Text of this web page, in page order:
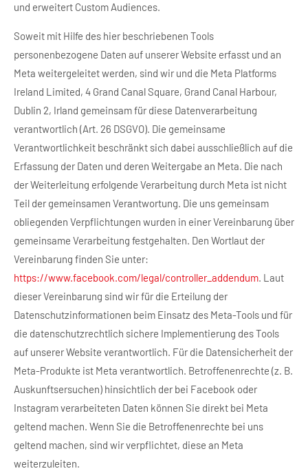
und erweitert Custom Audiences.
Soweit mit Hilfe des hier beschriebenen Tools
personenbezogene Daten auf unserer Website erfasst und an
Meta weitergeleitet werden, sind wir und die Meta Platforms
Ireland Limited, 4 Grand Canal Square, Grand Canal Harbour,
Dublin 2, Irland gemeinsam für diese Datenverarbeitung
verantwortlich (Art. 26 DSGVO). Die gemeinsame
Verantwortlichkeit beschränkt sich dabei ausschließlich auf die
Erfassung der Daten und deren Weitergabe an Meta. Die nach
der Weiterleitung erfolgende Verarbeitung durch Meta ist nicht
Teil der gemeinsamen Verantwortung. Die uns gemeinsam
obliegenden Verpflichtungen wurden in einer Vereinbarung über
gemeinsame Verarbeitung festgehalten. Den Wortlaut der
Vereinbarung finden Sie unter:
https://www.facebook.com/legal/controller_addendum. Laut
dieser Vereinbarung sind wir für die Erteilung der
Datenschutzinformationen beim Einsatz des Meta-Tools und für
die datenschutzrechtlich sichere Implementierung des Tools
auf unserer Website verantwortlich. Für die Datensicherheit der
Meta-Produkte ist Meta verantwortlich. Betroffenenrechte (z. B.
Auskunftsersuchen) hinsichtlich der bei Facebook oder
Instagram verarbeiteten Daten können Sie direkt bei Meta
geltend machen. Wenn Sie die Betroffenenrechte bei uns
geltend machen, sind wir verpflichtet, diese an Meta
weiterzuleiten.